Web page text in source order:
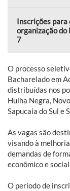
Inscrições para
organização do
7
O processo
Bacharelado em
distribuídas nos
Hulha Negra,
Sapucaia do Sul e
As vagas são
visando à
demandas de
econômico e
O período de